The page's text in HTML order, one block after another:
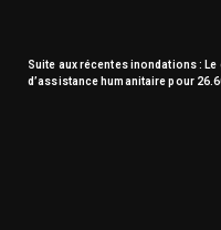
Suite aux récentes inondations :
d’assistance humanitaire pour